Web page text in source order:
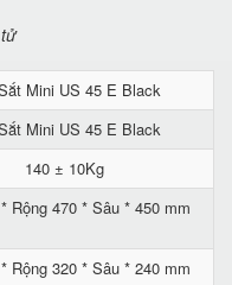
Mini US 45 E Black
Mini US 45 E Black
140 ± 10Kg
Rộng 470 * Sâu * 450 mm
Rộng 320 * Sâu * 240 mm